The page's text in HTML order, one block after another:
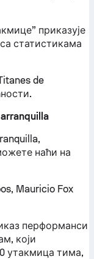
приказује
статистикама
de
наћи на
Mauricio Fox
перформанси
који
утакмица тима,